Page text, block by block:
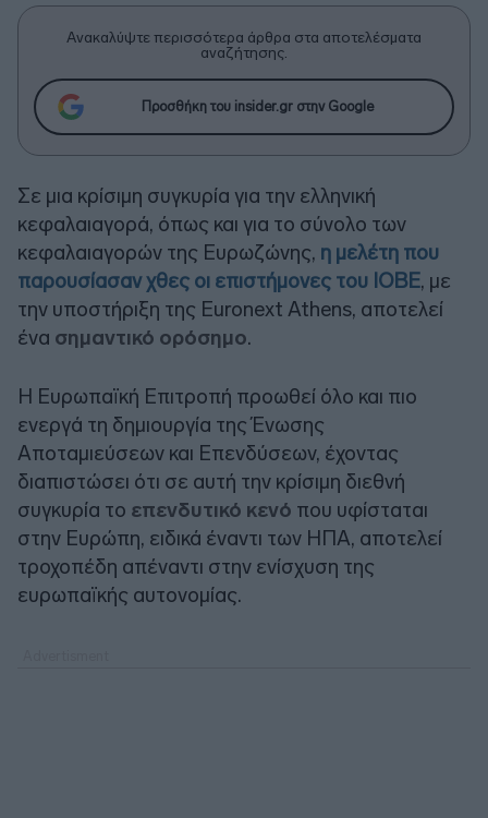
Ανακαλύψτε περισσότερα άρθρα στα αποτελέσματα
αναζήτησης.
Προσθήκη του insider.gr στην Google
Σε μια κρίσιμη συγκυρία για την ελληνική
κεφαλαιαγορά, όπως και για το σύνολο των
κεφαλαιαγορών της Ευρωζώνης, η μελέτη που
παρουσίασαν χθες οι επιστήμονες του ΙΟΒΕ, με
την υποστήριξη της Euronext Athens, αποτελεί
ένα σημαντικό ορόσημο.
Η Ευρωπαϊκή Επιτροπή προωθεί όλο και πιο
ενεργά τη δημιουργία της Ένωσης
Αποταμιεύσεων και Επενδύσεων, έχοντας
διαπιστώσει ότι σε αυτή την κρίσιμη διεθνή
συγκυρία το επενδυτικό κενό που υφίσταται
στην Ευρώπη, ειδικά έναντι των ΗΠΑ, αποτελεί
τροχοπέδη απέναντι στην ενίσχυση της
ευρωπαϊκής αυτονομίας.